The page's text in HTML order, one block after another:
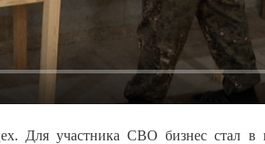
Для участника СВО бизнес стал в